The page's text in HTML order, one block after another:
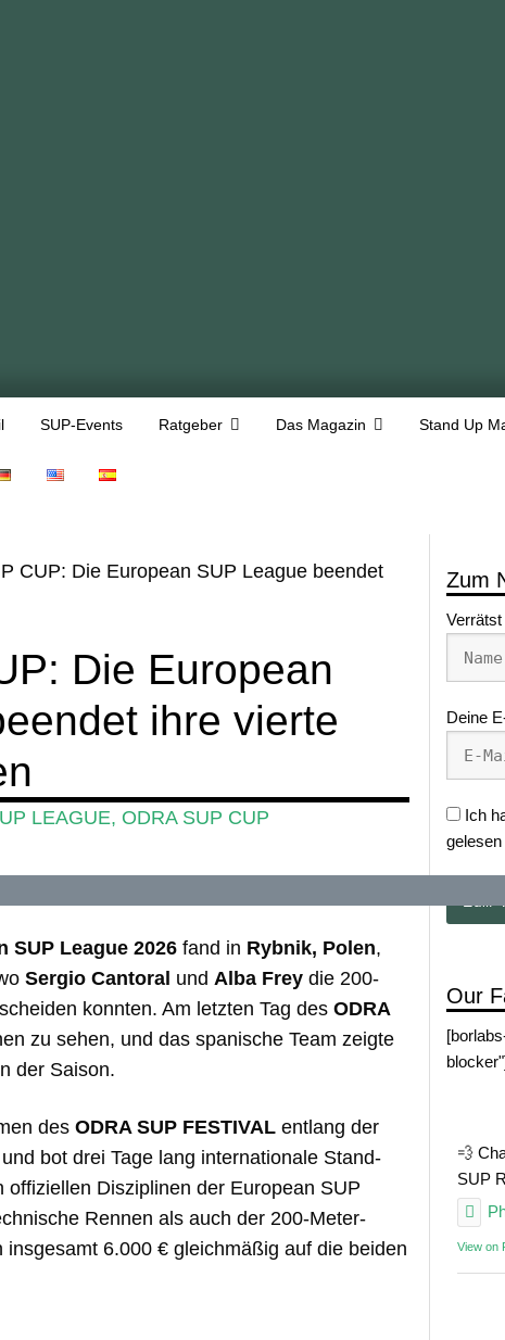
SUP-Events Ratgeber Das Magazin Stand Up
Zum
Deine
Ich
Our
blocker"]
💨
SUP
View on
CUP: Die European SUP League beendet
Die European
ihre vierte
LEAGUE, ODRA SUP CUP
SUP League 2026fand in Rybnik, Polen,
Sergio Cantoral und Alba Freydie 200-
konnten. Am letzten Tag des ODRA
zu sehen, und das spanische Team zeigte
der Saison.
des ODRA SUP FESTIVALentlang der
bot drei Tage lang internationale Stand-
Disziplinen der European SUP
Rennen als auch der 200-Meter-
6.000 € gleichmäßig auf die beiden